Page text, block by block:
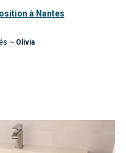
à Nantes
~ Olivia